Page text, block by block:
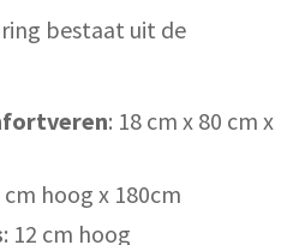
bestaat uit de
: 18 cm x 80 cm x
cm hoog x 180cm
: 12 cm hoog